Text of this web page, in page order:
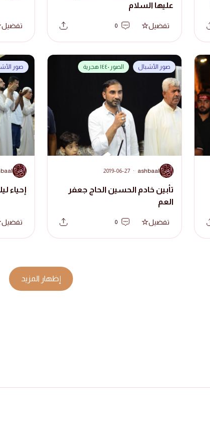
عليها السلام
تفضيل 0 تفضيل
صور الأشبال الصور ١٤٤٠ هجرية
A
ashbaal
·
2019-06-27
تأبين خادم الحسين الحاج جعفر
العم
تفضيل 0
صور
A
إحياء
تفضيل
إظهار المزيد